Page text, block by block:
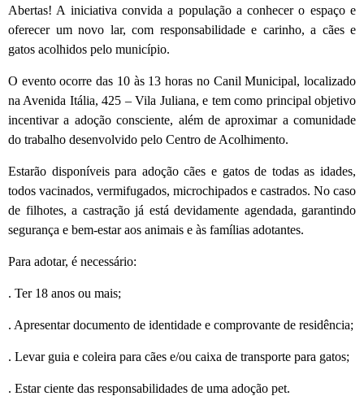
Abertas! A iniciativa convida a população a conhecer o espaço e
oferecer um novo lar, com responsabilidade e carinho, a cães e
gatos acolhidos pelo município.
O evento ocorre das 10 às 13 horas no Canil Municipal, localizado
na Avenida Itália, 425 – Vila Juliana, e tem como principal objetivo
incentivar a adoção consciente, além de aproximar a comunidade
do trabalho desenvolvido pelo Centro de Acolhimento.
Estarão disponíveis para adoção cães e gatos de todas as idades,
todos vacinados, vermifugados, microchipados e castrados. No caso
de filhotes, a castração já está devidamente agendada, garantindo
segurança e bem-estar aos animais e às famílias adotantes.
Para adotar, é necessário:
. Ter 18 anos ou mais;
. Apresentar documento de identidade e comprovante de residência;
. Levar guia e coleira para cães e/ou caixa de transporte para gatos;
. Estar ciente das responsabilidades de uma adoção pet.